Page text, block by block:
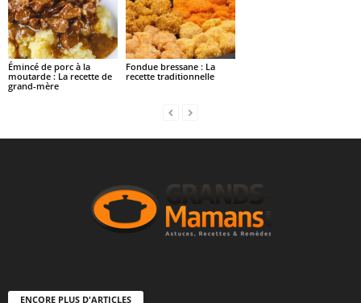
Émincé de porc à la
moutarde : La recette de
grand-mère
Fondue bressane : La
recette traditionnelle
ENCORE PLUS D'ARTICLES